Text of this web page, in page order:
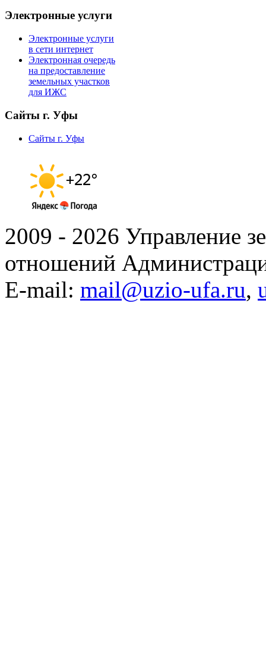
Электронные услуги
Электронные услуги
в сети интернет
Электронная очередь
на предоставление
земельных участков
для ИЖС
Сайты г. Уфы
Сайты г. Уфы
2009 - 2026 Управление
отношений
E-mail: mail@uzio-ufa.ru,